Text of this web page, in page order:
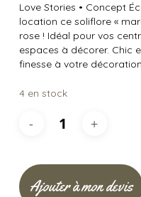
Love Stories • Concept
location ce soliflore «
rose ! Idéal pour vos
espaces à décorer. Chic
finesse à votre
4 en stock
Ajouter à mon devis